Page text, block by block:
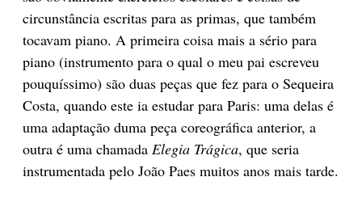
circunstância escritas para as primas, que também
tocavam piano. A primeira coisa mais a sério para
piano (instrumento para o qual o meu pai escreveu
pouquíssimo) são duas peças que fez para o Sequeira
Costa, quando este ia estudar para Paris: uma delas é
uma adaptação duma peça coreográfica anterior, a
outra é uma chamada Elegia Trágica, que seria
instrumentada pelo João Paes muitos anos mais tarde.